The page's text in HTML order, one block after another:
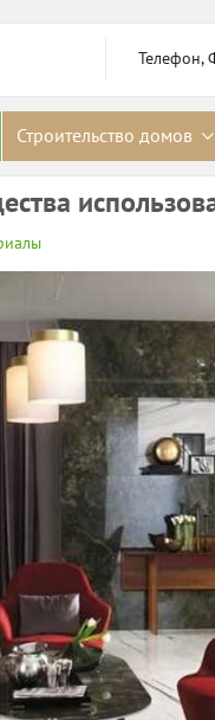
Телефон,
Строительство домов